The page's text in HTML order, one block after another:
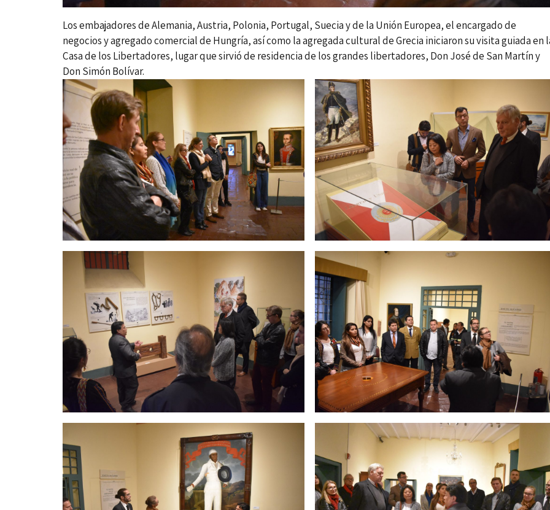
Los embajadores de Alemania, Austria, Polonia, Portugal, Suecia y de la Unión Europea, el encargado de
negocios y agregado comercial de Hungría, así como la agregada cultural de Grecia iniciaron su visita guiada en
Casa de los Libertadores, lugar que sirvió de residencia de los grandes libertadores, Don José de San Martín y
Don Simón Bolívar.